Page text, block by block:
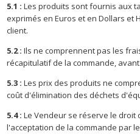
5.1 : Les produits sont fournis aux
exprimés en Euros et en Dollars et
client.
5.2 : Ils ne comprennent pas les
récapitulatif de la commande,
5.3 : Les prix des produits ne
coût d'élimination des déchets
5.4 : Le Vendeur se réserve le
l'acceptation de la commande par